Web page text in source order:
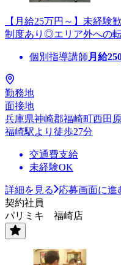
【月給25万円～】未経
制度あり◎エリア外への
個別指導講師 月給
勤務地
面接地
兵庫県神崎郡福崎町西田原
福崎駅より徒歩27分
交通費支給
未経験OK
詳細を見る
応募画面に進
契約社員
パリミキ 福崎店